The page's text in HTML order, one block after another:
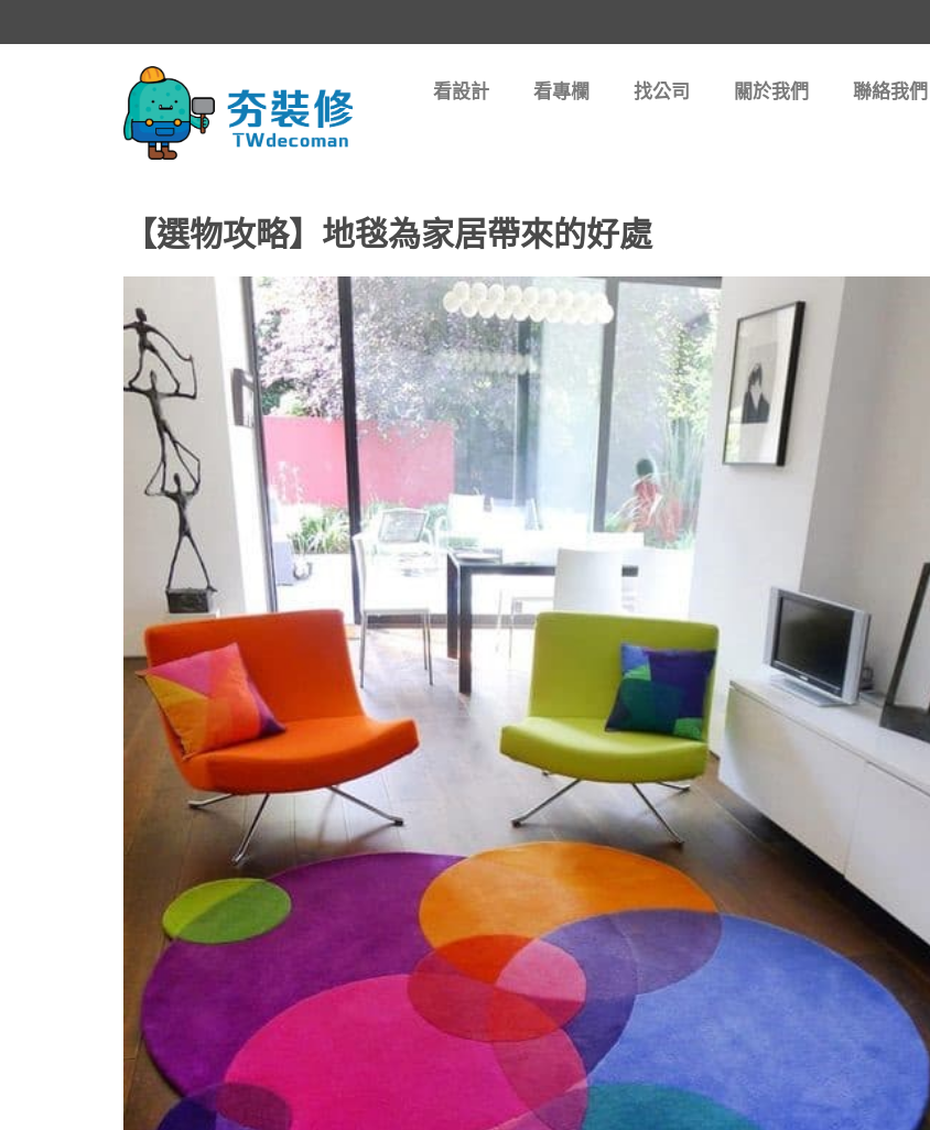
看設計 看專欄 找公司 關於我們 聯絡我們
【選物攻略】地毯為家居帶來的好處